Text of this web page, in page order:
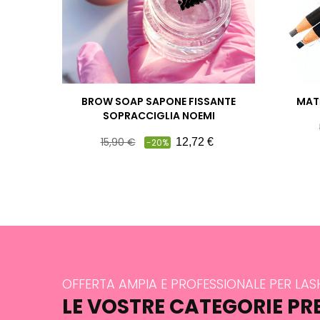
BROW SOAP SAPONE FISSANTE
SOPRACCIGLIA NOEMI
Prezzo
15,90 € -20% Prezzo
12,72 €
OFFERTA AMPIA E PROFESSIONALE PER
LE VOSTRE CATEGORIE